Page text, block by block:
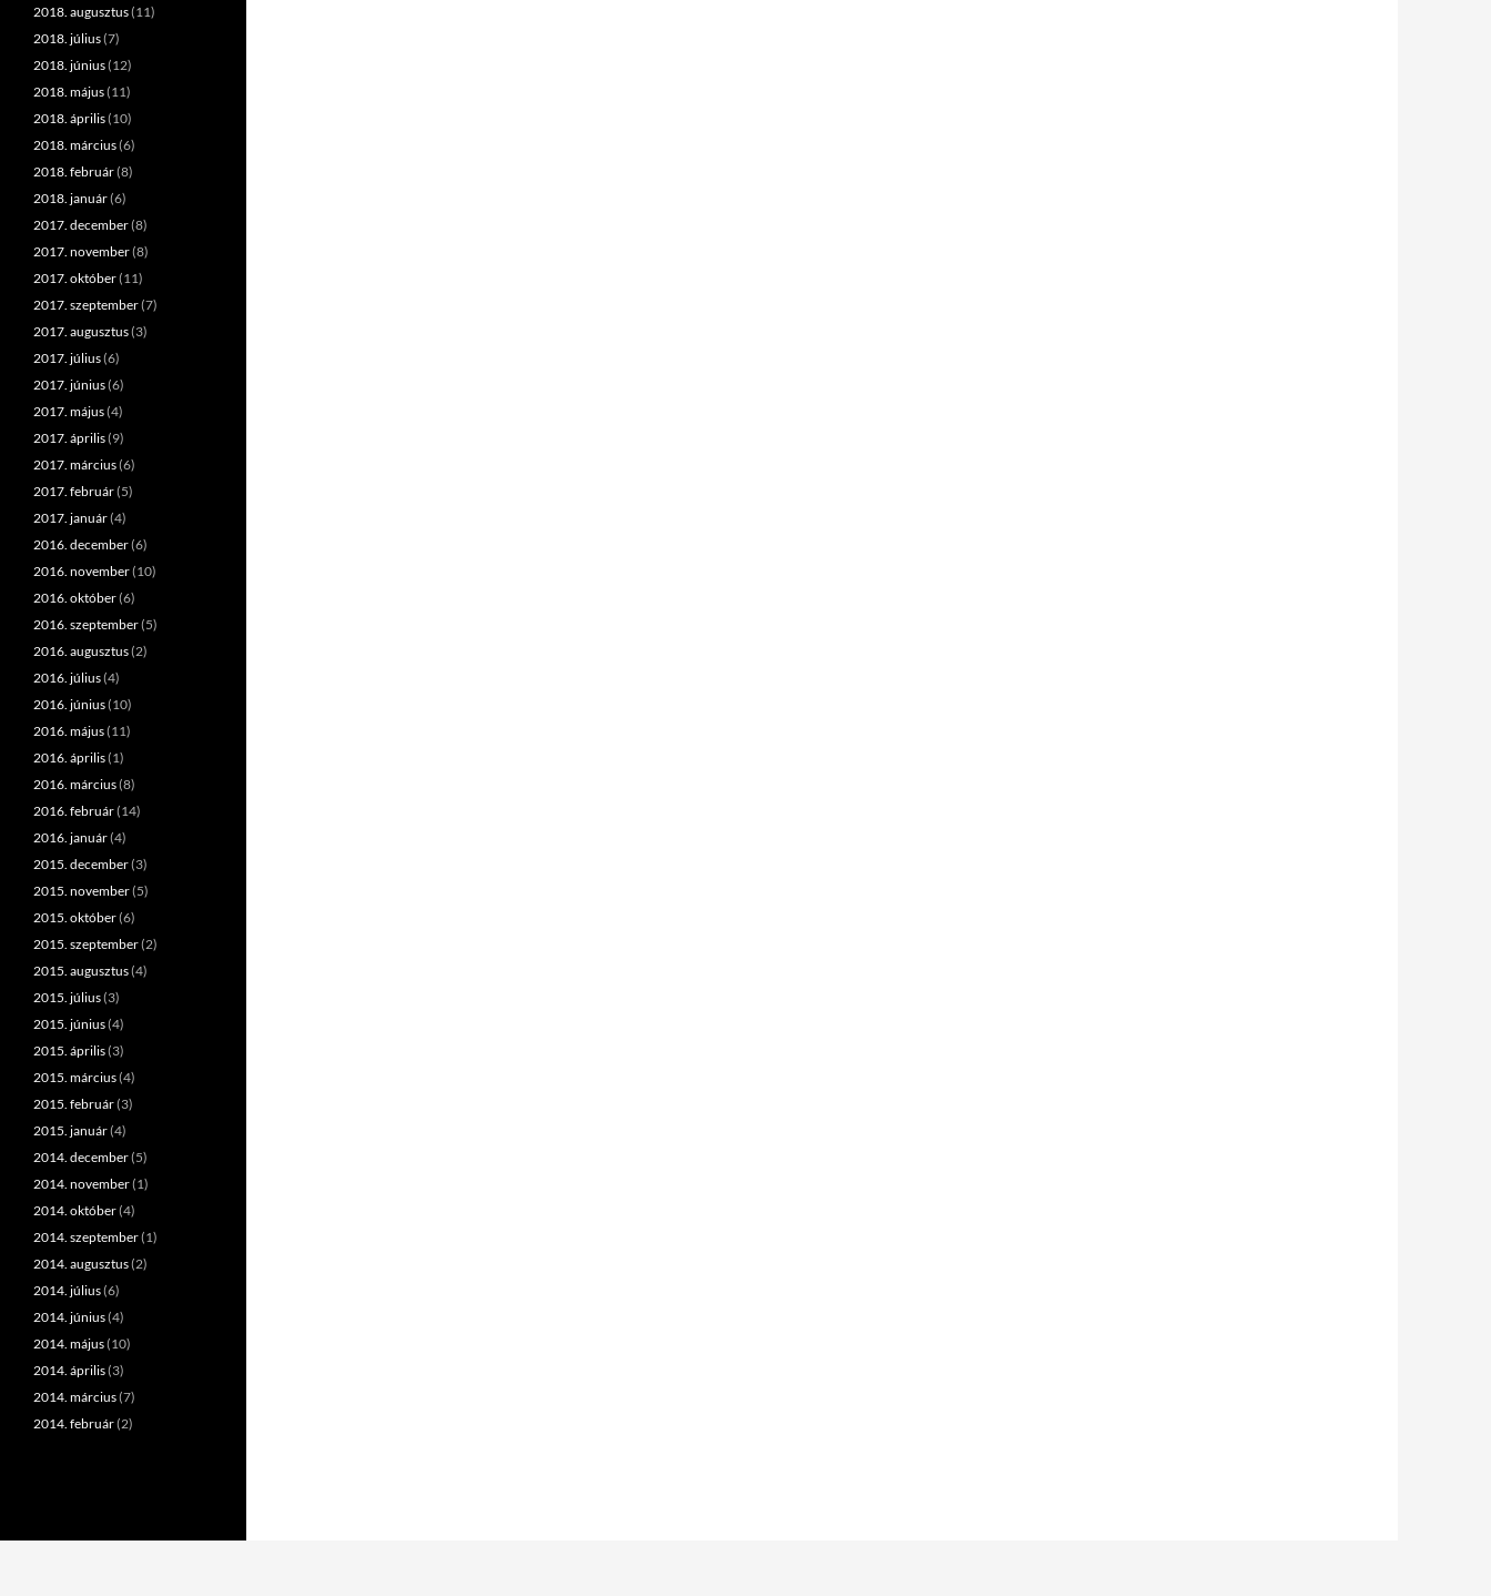
2018. augusztus(11)
2018. július(7)
2018. június(12)
2018. május(11)
2018. április(10)
2018. március(6)
2018. február(8)
2018. január(6)
2017. december(8)
2017. november(8)
2017. október(11)
2017. szeptember(7)
2017. augusztus(3)
2017. július(6)
2017. június(6)
2017. május(4)
2017. április(9)
2017. március(6)
2017. február(5)
2017. január(4)
2016. december(6)
2016. november(10)
2016. október(6)
2016. szeptember(5)
2016. augusztus(2)
2016. július(4)
2016. június(10)
2016. május(11)
2016. április(1)
2016. március(8)
2016. február(14)
2016. január(4)
2015. december(3)
2015. november(5)
2015. október(6)
2015. szeptember(2)
2015. augusztus(4)
2015. július(3)
2015. június(4)
2015. április(3)
2015. március(4)
2015. február(3)
2015. január(4)
2014. december(5)
2014. november(1)
2014. október(4)
2014. szeptember(1)
2014. augusztus(2)
2014. július(6)
2014. június(4)
2014. május(10)
2014. április(3)
2014. március(7)
2014. február(2)